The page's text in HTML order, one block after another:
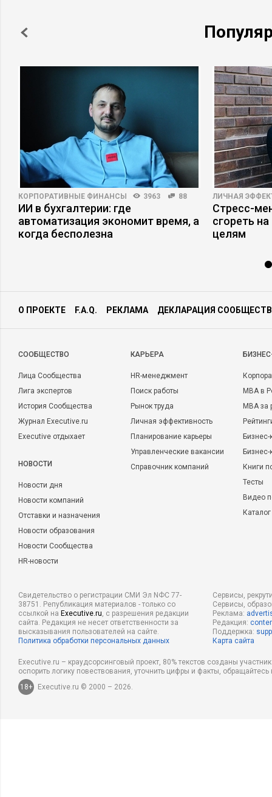
КОРПОРАТИВНЫЕ ФИНАНСЫ 3963 88
ИИ в бухгалтерии: где
автоматизация экономит время, а
когда бесполезна
ЛИЧНАЯ
Стресс-
сгореть
целям
О ПРОЕКТЕ F.A.Q. РЕКЛАМА ДЕКЛАРАЦИЯ
CООБЩЕСТВО
Лица Сообщества
Лига экспертов
История Сообщества
Журнал Executive.ru
Executive отдыхает
НОВОСТИ
Новости дня
Новости компаний
Отставки и назначения
Новости образования
Новости Сообщества
HR-новости
КАРЬЕРА
HR-менеджмент
Поиск работы
Рынок труда
Личная эффективность
Планирование карьеры
Управленческие вакансии
Справочник компаний
MBA в
MBA
Бизнес-
Книги
Тесты
Видео
Свидетельство о регистрации СМИ Эл NФС 77-
38751. Републикация материалов - только со
ссылкой на Executive.ru, с разрешения редакции
сайта. Редакция не несет ответственности за
высказывания пользователей на сайте.
Политика обработки персональных данных
Сервисы,
Сервисы,
Реклама:
Редакция:
Поддержка:
Карта сайта
Executive.ru – краудсорсинговый проект, 80% текстов созданы
оспорить логику повествования, уточнить цифры и факты,
18+
Executive.ru © 2000 – 2026.